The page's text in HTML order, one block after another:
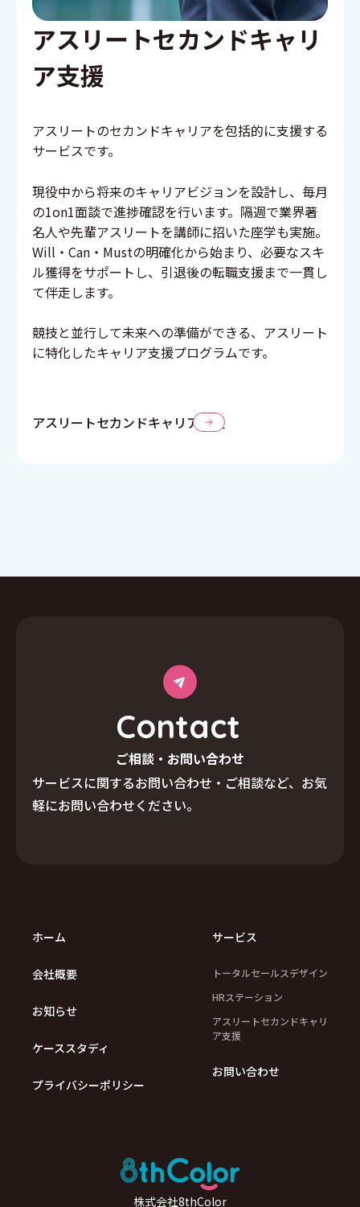
アスリートセカンドキャリ
ア⽀援
アスリートのセカンドキャリアを包括的に支援する
サービスです。
現役中から将来のキャリアビジョンを設計し、毎月
の1on1面談で進捗確認を行います。隔週で業界著
名人や先輩アスリートを講師に招いた座学も実施。
Will・Can・Mustの明確化から始まり、必要なスキ
ル獲得をサポートし、引退後の転職支援まで一貫し
て伴走します。
競技と並行して未来への準備ができる、アスリート
に特化したキャリア支援プログラムです。
アスリートセカンドキャリア⽀援
Contact
ご相談・お問い合わせ
サービスに関するお問い合わせ・ご相談など、 お気
軽にお問い合わせください。
ホーム
会社概要
お知らせ
サービス
トータルセールスデザイン
HRステーション
アスリートセカンドキャリ
ア支援
お問い合わせ
ケーススタディ
プライバシーポリシー
株式会社8thColor